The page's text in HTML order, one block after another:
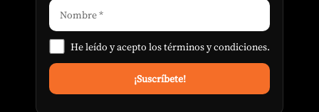
He leído y acepto lostérminos y condiciones.